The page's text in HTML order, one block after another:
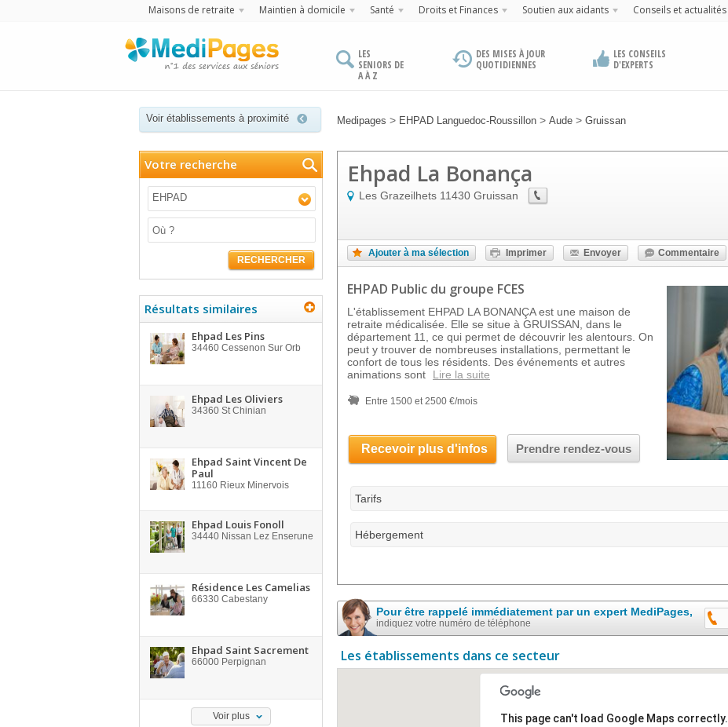
Maisons de retraite Maintien à domicile Santé Droits et Finances Soutien aux aidants Conseils et actualités
LES
SENIORS DE
A À Z
DES MISES À JOUR
QUOTIDIENNES
LES CONSEILS
D'EXPERTS
Voir établissements à proximité Medipages > EHPAD Languedoc-Roussillon > Aude > Gruissan
Votre recherche
EHPAD
RECHERCHER
Résultats similaires
Ehpad Les Pins
34460 Cessenon Sur Orb
Ehpad Les Oliviers
34360 St Chinian
Ehpad Saint Vincent De
Paul
11160 Rieux Minervois
Ehpad Louis Fonoll
34440 Nissan Lez Enserune
Résidence Les Camelias
66330 Cabestany
Ehpad Saint Sacrement
66000 Perpignan
Voir plus
Ehpad La Bonança
Les Grazeilhets 11430 Gruissan
Ajouter à ma sélection Imprimer Envoyer Commentaire
EHPAD Public du groupe FCES
L'établissement EHPAD LA BONANÇA est une maison de
retraite médicalisée. Elle se situe à GRUISSAN, dans le
département 11, ce qui permet de découvrir les alentours. On
peut y trouver de nombreuses installations, permettant le
confort de tous les résidents. Des événements et autres
animations sont
Lire la suite
Entre 1500 et 2500 €/mois
Recevoir plus d'infos Prendre rendez-vous
Tarifs
Hébergement
Pour être rappelé immédiatement par un expert MediPages,
indiquez votre numéro de téléphone
Les établissements dans ce secteur
This page can't load Google Maps correctly.